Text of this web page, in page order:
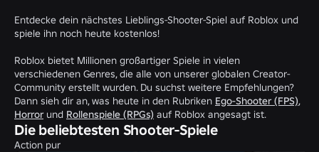
Entdecke dein nächstes Lieblings-Shooter-Spiel auf Roblox und
spiele ihn noch heute kostenlos!
Roblox bietet Millionen großartiger Spiele in vielen
verschiedenen Genres, die alle von unserer globalen Creator-
Community erstellt wurden. Du suchst weitere Empfehlungen?
Dann sieh dir an, was heute in den Rubriken Ego-Shooter (FPS),
Horrorund Rollenspiele (RPGs) auf Roblox angesagt ist.
Die beliebtesten Shooter-Spiele
Action pur